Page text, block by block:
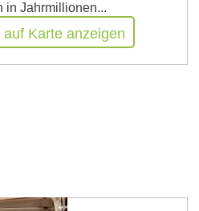
in Jahrmillionen...
auf Karte anzeigen